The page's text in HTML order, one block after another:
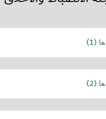
(1)
(2)